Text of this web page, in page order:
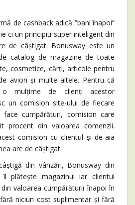
cashback adică ”bani înapoi”
ci un principiu super inteligent din
de câștigat. Bonusway este un
catalog de magazine de toate
cosmetice, cărți, articole pentru
avion și multe altele. Pentru că
o mulțime de clienți acestor
un comision site-ului de fiecare
cumpărături, comision care
procent din valoarea comenzii.
comision cu clientul și de-aia
are de câștigat.
din vânzări, Bonusway din
plătește magazinul iar clientul
valoarea cumpărăturii înapoi în
niciun cost suplimentar și fără